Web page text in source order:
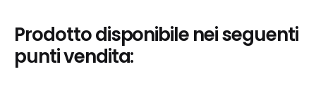
Prodotto disponibile nei seguenti
punti vendita: